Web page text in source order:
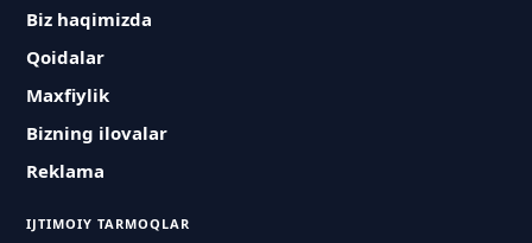
Biz haqimizda
Qoidalar
Maxfiylik
Bizning ilovalar
Reklama
IJTIMOIY TARMOQLAR